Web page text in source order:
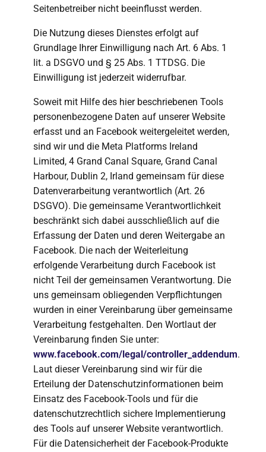
Seitenbetreiber nicht beeinflusst werden.
Die Nutzung dieses Dienstes erfolgt auf
Grundlage Ihrer Einwilligung nach Art. 6 Abs. 1
lit. a DSGVO und § 25 Abs. 1 TTDSG. Die
Einwilligung ist jederzeit widerrufbar.
Soweit mit Hilfe des hier beschriebenen Tools
personenbezogene Daten auf unserer Website
erfasst und an Facebook weitergeleitet werden,
sind wir und die Meta Platforms Ireland
Limited, 4 Grand Canal Square, Grand Canal
Harbour, Dublin 2, Irland gemeinsam für diese
Datenverarbeitung verantwortlich (Art. 26
DSGVO). Die gemeinsame Verantwortlichkeit
beschränkt sich dabei ausschließlich auf die
Erfassung der Daten und deren Weitergabe an
Facebook. Die nach der Weiterleitung
erfolgende Verarbeitung durch Facebook ist
nicht Teil der gemeinsamen Verantwortung. Die
uns gemeinsam obliegenden Verpflichtungen
wurden in einer Vereinbarung über gemeinsame
Verarbeitung festgehalten. Den Wortlaut der
Vereinbarung finden Sie unter:
www.facebook.com/legal/controller_addendum.
Laut dieser Vereinbarung sind wir für die
Erteilung der Datenschutzinformationen beim
Einsatz des Facebook-Tools und für die
datenschutzrechtlich sichere Implementierung
des Tools auf unserer Website verantwortlich.
Für die Datensicherheit der Facebook-Produkte